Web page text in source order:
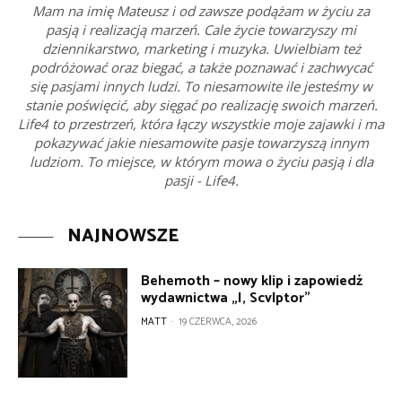
Mam na imię Mateusz i od zawsze podążam w życiu za
pasją i realizacją marzeń. Cale życie towarzyszy mi
dziennikarstwo, marketing i muzyka. Uwielbiam też
podróżować oraz biegać, a także poznawać i zachwycać
się pasjami innych ludzi. To niesamowite ile jesteśmy w
stanie poświęcić, aby sięgać po realizację swoich marzeń.
Life4 to przestrzeń, która łączy wszystkie moje zajawki i ma
pokazywać jakie niesamowite pasje towarzyszą innym
ludziom. To miejsce, w którym mowa o życiu pasją i dla
pasji - Life4.
NAJNOWSZE
Behemoth – nowy klip i zapowiedź
wydawnictwa „I, Scvlptor”
MATT - 19 CZERWCA, 2026